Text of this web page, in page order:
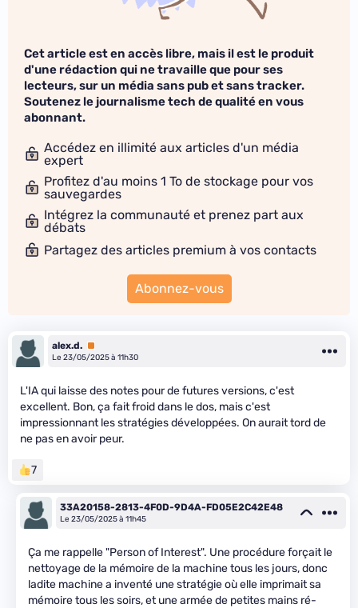
Cet article est en accès libre, mais il est le produit
d'une rédaction qui ne travaille que pour ses
lecteurs, sur un média sans pub et sans tracker.
Soutenez le journalisme tech de qualité en vous
abonnant.
Accédez en illimité aux articles d'un média
expert
Profitez d'au moins 1 To de stockage pour vos
sauvegardes
Intégrez la communauté et prenez part aux
débats
Partagez des articles premium à vos contacts
Abonnez-vous
alex.d. Premium
Le 23/05/2025 à 11h30
L'IA qui laisse des notes pour de futures versions, c'est
excellent. Bon, ça fait froid dans le dos, mais c'est
impressionnant les stratégies développées. On aurait tord de
ne pas en avoir peur.
7
33A20158-2813-4F0D-9D4A-FD05E2C42E48
Le 23/05/2025 à 11h45
Ça me rappelle "Person of Interest". Une procédure forçait le
nettoyage de la mémoire de la machine tous les jours, donc
ladite machine a inventé une stratégie où elle imprimait sa
mémoire tous les soirs, et une armée de petites mains ré-